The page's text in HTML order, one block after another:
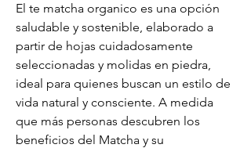
El te matcha organico es una opción
saludable y sostenible, elaborado a
partir de hojas cuidadosamente
seleccionadas y molidas en piedra,
ideal para quienes buscan un estilo de
vida natural y consciente. A medida
que más personas descubren los
beneficios del Matcha y su